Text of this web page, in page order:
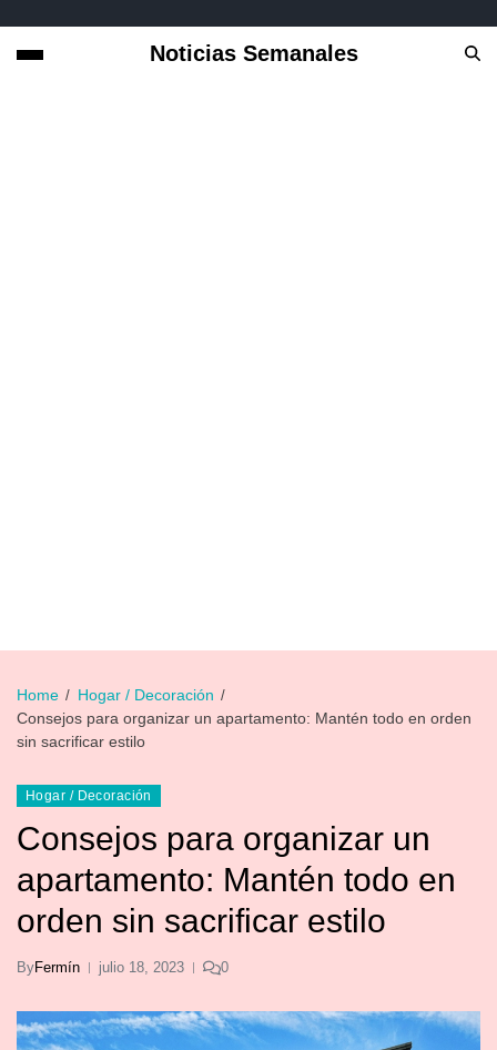
Noticias Semanales
Home
Hogar / Decoración
Consejos para organizar un apartamento: Mantén todo en orden
sin sacrificar estilo
Hogar / Decoración
Consejos para organizar un
apartamento: Mantén todo en
orden sin sacrificar estilo
ByFermín julio 18, 2023 0